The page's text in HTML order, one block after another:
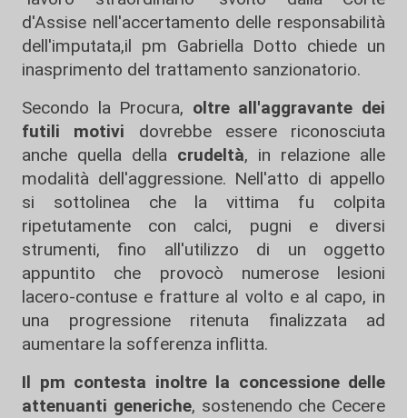
d'Assise nell'accertamento delle responsabilità
dell'imputata,il pm Gabriella Dotto chiede un
inasprimento del trattamento sanzionatorio.
Secondo la Procura, oltre all'aggravante dei
futili motivi dovrebbe essere riconosciuta
anche quella della crudeltà, in relazione alle
modalità dell'aggressione. Nell'atto di appello
si sottolinea che la vittima fu colpita
ripetutamente con calci, pugni e diversi
strumenti, fino all'utilizzo di un oggetto
appuntito che provocò numerose lesioni
lacero-contuse e fratture al volto e al capo, in
una progressione ritenuta finalizzata ad
aumentare la sofferenza inflitta.
Il pm contesta inoltre la concessione delle
attenuanti generiche, sostenendo che Cecere